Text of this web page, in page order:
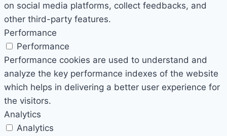
on social media platforms, collect feedbacks, and
other third-party features.
Performance
Performance
Performance cookies are used to understand and
analyze the key performance indexes of the website
which helps in delivering a better user experience for
the visitors.
Analytics
Analytics